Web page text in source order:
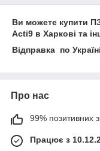
Ви можете купити
Acti9 в Харкові та
Відправка по
Про нас
99% позитивних з
Працює з